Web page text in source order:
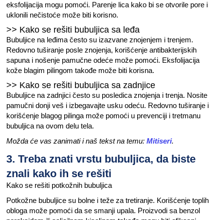
eksfolijacija mogu pomoći. Parenje lica kako bi se otvorile pore i
uklonili nečistoće može biti korisno.
>> Kako se rešiti bubuljica sa leđa
Bubuljice na leđima često su izazvane znojenjem i trenjem.
Redovno tuširanje posle znojenja, korišćenje antibakterijskih
sapuna i nošenje pamučne odeće može pomoći. Eksfolijacija
kože blagim pilingom takođe može biti korisna.
>> Kako se rešiti bubuljica sa zadnjice
Bubuljice na zadnjici često su posledica znojenja i trenja. Nosite
pamučni donji veš i izbegavajte usku odeću. Redovno tuširanje i
korišćenje blagog pilinga može pomoći u prevenciji i tretmanu
bubuljica na ovom delu tela.
Možda će vas zanimati i naš tekst na temu:Mitiseri.
3. Treba znati vrstu bubuljica, da biste
znali kako ih se rešiti
Kako se rešiti potkožnih bubuljica
Potkožne bubuljice su bolne i teže za tretiranje. Korišćenje toplih
obloga može pomoći da se smanji upala. Proizvodi sa benzol